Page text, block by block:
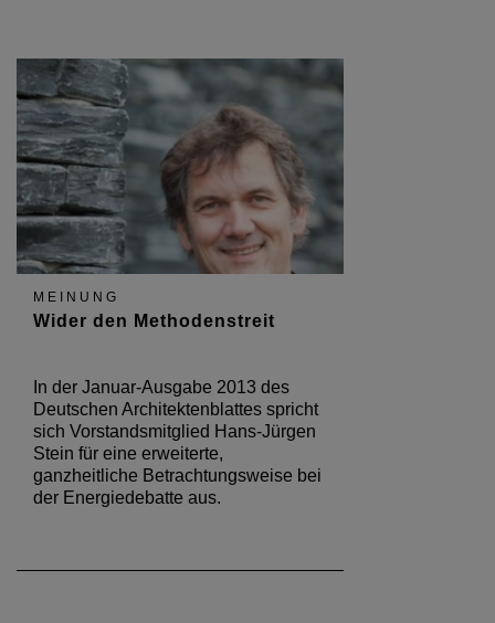
MEINUNG
Wider den Methodenstreit
In der Januar-Ausgabe 2013 des
Deutschen Architektenblattes spricht
sich Vorstandsmitglied Hans-Jürgen
Stein für eine erweiterte,
ganzheitliche Betrachtungsweise bei
der Energiedebatte aus.